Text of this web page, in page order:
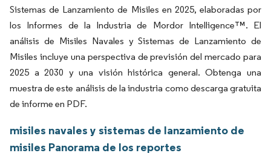
Sistemas de Lanzamiento de Misiles en 2025, elaboradas por
los Informes de la Industria de Mordor Intelligence™. El
análisis de Misiles Navales y Sistemas de Lanzamiento de
Misiles incluye una perspectiva de previsión del mercado para
2025 a 2030 y una visión histórica general. Obtenga una
muestra de este análisis de la industria como descarga gratuita
de informe en PDF.
misiles navales y sistemas de lanzamiento de
misiles Panorama de los reportes